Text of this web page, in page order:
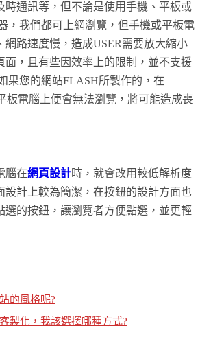
時通訊等，但不論是使用手機、平板或
，我們都可上網瀏覽，但手機或平板電
網路速度慢，造成USER需要放大縮小
面，且有些因效率上的限制，並不支援
果您的網站FLASH所製作的，在
板電腦上便會無法瀏覽，將可能造成喪
腦在網頁設計時，就會改用較低解析度
設計上較為簡潔，在按鈕的設計方面也
選的按鈕，讓瀏覽者方便點選，並更輕
的風格呢?
製化，我該選擇哪種方式?